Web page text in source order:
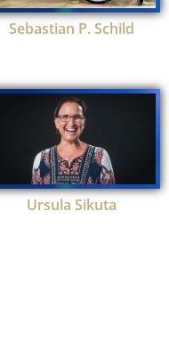
Sebastian P. Schild
Ursula Sikuta